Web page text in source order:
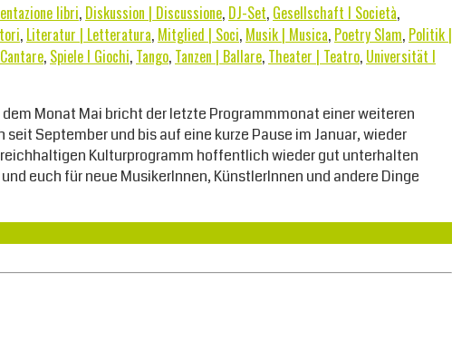
libri, Diskussion | Discussione, DJ-Set, Gesellschaft I Società,
, Literatur | Letteratura, Mitglied | Soci, Musik | Musica, Poetry Slam, Politik |
, Spiele I Giochi, Tango, Tanzen | Ballare, Theater | Teatro, Universität I
Monat Mai bricht der letzte Programmmonat einer weiteren
September und bis auf eine kurze Pause im Januar, wieder
Kulturprogramm hoffentlich wieder gut unterhalten
euch für neue MusikerInnen, KünstlerInnen und andere Dinge